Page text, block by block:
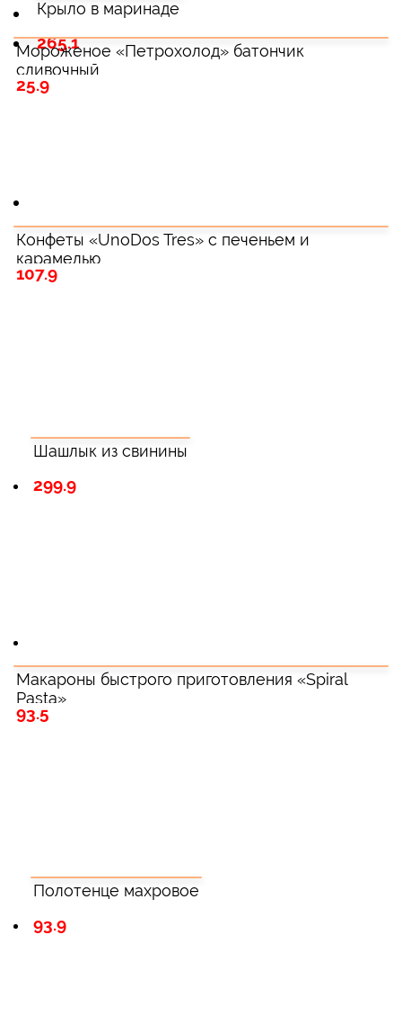
Мороженое «Петрохолод» батончик
сливочный
25.9
Крыло в маринаде
265.1
Конфеты «UnoDos Tres» с печеньем и
карамелью
107.9
Шашлык из свинины
299.9
Макароны быстрого приготовления «Spiral
Pasta»
93.5
Полотенце махровое
93.9